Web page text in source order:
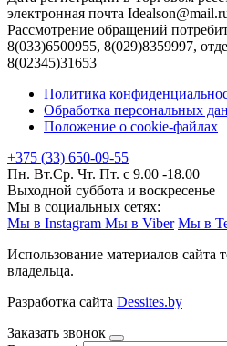
электронная почта
Рассмотрение обращений
8(033)6500955, 8(029)8359997,
8(02345)31653
Политика
Обработка персональных
Положение о cookie-файлах
+375 (33) 650-09-55
Пн. Вт.Ср. Чт. Пт. с 9.00 -18.00
Выходной суббота и воскресенье
Мы в социальных сетях:
Мы в Instagram Мы в Viber Мы в
Использование материалов сайта
владельца.
Разработка сайта Dessites.by
Заказать звонок